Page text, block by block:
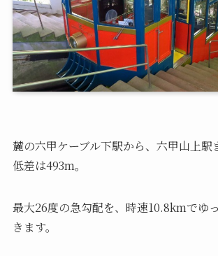
麓の六甲ケーブル下駅から、六甲山上駅
低差は493m。
最大26度の急勾配を、時速10.8kmでゆ
きます。